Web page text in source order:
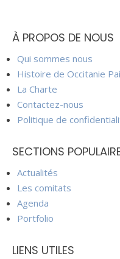
À PROPOS DE NOUS
Qui sommes nous
Histoire de Occitanie
La Charte
Contactez-nous
Politique de
SECTIONS
Actualités
Les comitats
Agenda
Portfolio
LIENS UTILES